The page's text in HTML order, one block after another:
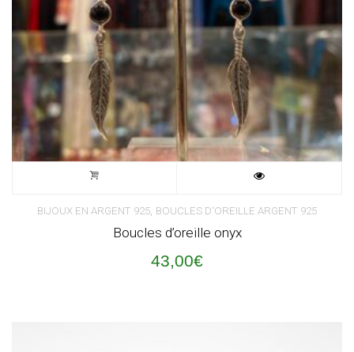
BIJOUX EN ARGENT 925, BOUCLES D'OREILLE ARGENT 925
Boucles d’oreille onyx
43,00€